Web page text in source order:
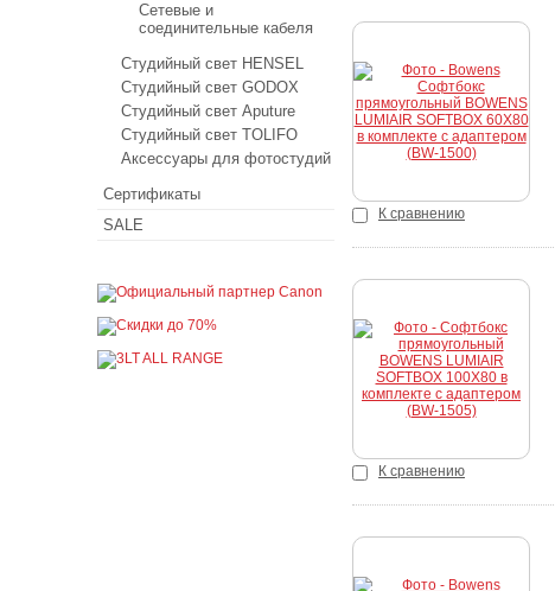
К сравнению
Купить
К сравнению
Купить
Сетевые и
соединительные кабеля
Студийный свет HENSEL
Студийный свет GODOX
Студийный свет Aputure
Студийный свет TOLIFO
Аксессуары для фотостудий
Сертификаты
SALE